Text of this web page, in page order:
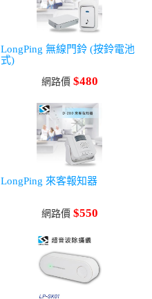
LongPing 無線門鈴 (按鈴電池
式)
網路價 $480
LongPing 來客報知器
網路價 $550